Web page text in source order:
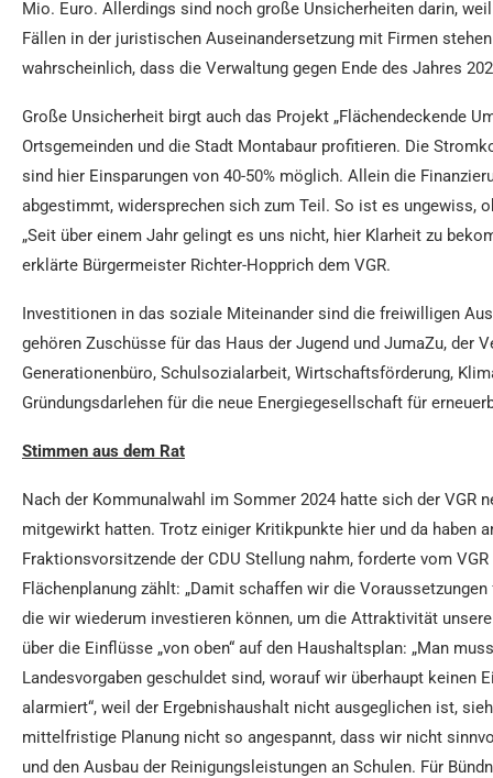
Mio. Euro. Allerdings sind noch große Unsicherheiten darin,
Fällen in der juristischen Auseinandersetzung mit Firmen
wahrscheinlich, dass die Verwaltung gegen Ende des Jahres
Große Unsicherheit birgt auch das Projekt „Flächendeckende
Ortsgemeinden und die Stadt Montabaur profitieren. Die
sind hier Einsparungen von 40-50% möglich. Allein die
abgestimmt, widersprechen sich zum Teil. So ist es ungewiss,
„Seit über einem Jahr gelingt es uns nicht, hier Klarheit zu
erklärte Bürgermeister Richter-Hopprich dem VGR.
Investitionen in das soziale Miteinander sind die freiwilligen
gehören Zuschüsse für das Haus der Jugend und JumaZu, der
Generationenbüro, Schulsozialarbeit, Wirtschaftsförderung,
Gründungsdarlehen für die neue Energiegesellschaft für
Stimmen aus dem Rat
Nach der Kommunalwahl im Sommer 2024 hatte sich der VGR
mitgewirkt hatten. Trotz einiger Kritikpunkte hier und da haben
Fraktionsvorsitzende der CDU Stellung nahm, forderte vom
Flächenplanung zählt: „Damit schaffen wir die
die wir wiederum investieren können, um die Attraktivität
über die Einflüsse „von oben“ auf den Haushaltsplan: „Man
Landesvorgaben geschuldet sind, worauf wir überhaupt keinen
alarmiert“, weil der Ergebnishaushalt nicht ausgeglichen ist,
mittelfristige Planung nicht so angespannt, dass wir nicht
und den Ausbau der Reinigungsleistungen an Schulen. Für